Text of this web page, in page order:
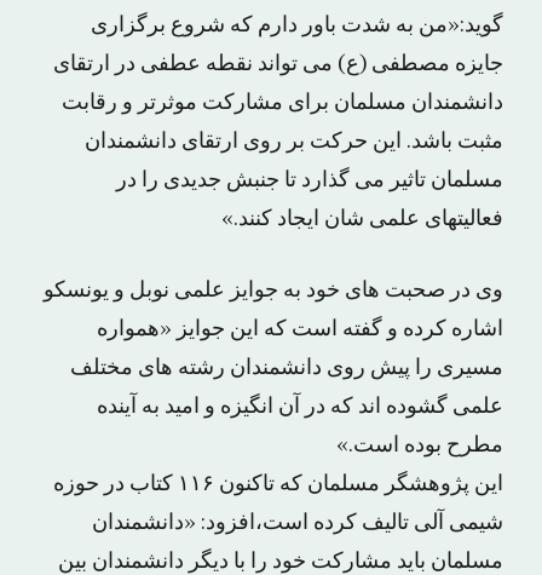
گوید:«من به شدت باور دارم که شروع برگزاری
جایزه مصطفی (ع) می ‏تواند نقطه عطفی در ارتقای
دانشمندان مسلمان برای مشارکت موثرتر و رقابت
مثبت باشد. این حرکت بر روی ارتقای دانشمندان
مسلمان تاثیر می‏ گذارد تا جنبش جدیدی را در
فعالیت‏های علمی شان ایجاد کنند.»
وی در صحبت های خود به جوایز علمی نوبل و یونسکو
اشاره کرده و گفته است که این جوایز «همواره
مسیری را پیش روی دانشمندان رشته های مختلف
علمی گشوده اند که در آن انگیزه و امید به آینده
مطرح بوده است.»
این پژوهشگر مسلمان که تاکنون ۱۱۶ کتاب در حوزه
شیمی آلی تالیف کرده است،‌افزود: «دانشمندان
مسلمان باید مشارکت خود را با دیگر دانشمندان بین